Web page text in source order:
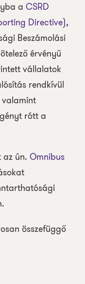
a CSRD
Directive),
Beszámolási
érvényű
vállalatok
rendkívül
valamint
rótt a
ún. Omnibus
összefüggő